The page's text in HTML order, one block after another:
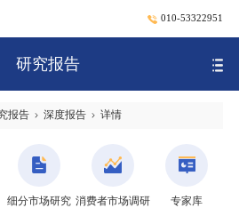
010-53322951
研究报告
报告 深度报告 详情
细分市场研究 消费者市场调研 专家库